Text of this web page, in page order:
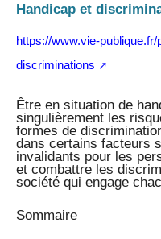
Handicap et
https://www.vie-
discriminations
Être en situation de
singulièrement les
formes de
dans certains facteurs
invalidants pour les
et combattre les
société qui engage
Sommaire